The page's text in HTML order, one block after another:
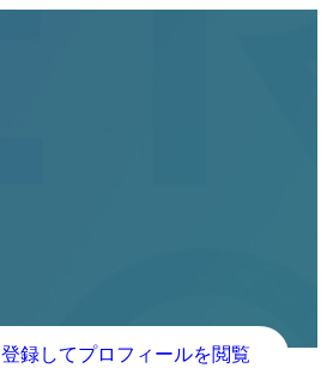
登録してプロフィールを閲覧